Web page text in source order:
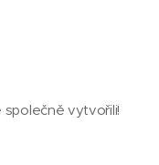
vytvořili!